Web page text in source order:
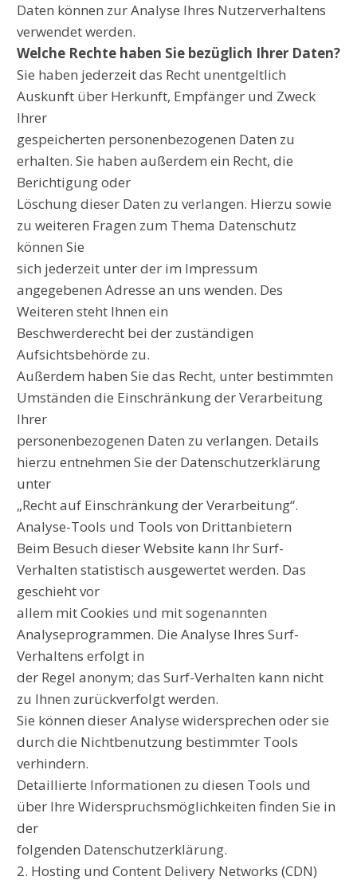
Daten können zur Analyse Ihres Nutzerverhaltens
verwendet werden.
Welche Rechte haben Sie bezüglich Ihrer Daten?
Sie haben jederzeit das Recht unentgeltlich
Auskunft über Herkunft, Empfänger und Zweck
Ihrer
gespeicherten personenbezogenen Daten zu
erhalten. Sie haben außerdem ein Recht, die
Berichtigung oder
Löschung dieser Daten zu verlangen. Hierzu sowie
zu weiteren Fragen zum Thema Datenschutz
können Sie
sich jederzeit unter der im Impressum
angegebenen Adresse an uns wenden. Des
Weiteren steht Ihnen ein
Beschwerderecht bei der zuständigen
Aufsichtsbehörde zu.
Außerdem haben Sie das Recht, unter bestimmten
Umständen die Einschränkung der Verarbeitung
Ihrer
personenbezogenen Daten zu verlangen. Details
hierzu entnehmen Sie der Datenschutzerklärung
unter
„Recht auf Einschränkung der Verarbeitung“.
Analyse-Tools und Tools von Drittanbietern
Beim Besuch dieser Website kann Ihr Surf-
Verhalten statistisch ausgewertet werden. Das
geschieht vor
allem mit Cookies und mit sogenannten
Analyseprogrammen. Die Analyse Ihres Surf-
Verhaltens erfolgt in
der Regel anonym; das Surf-Verhalten kann nicht
zu Ihnen zurückverfolgt werden.
Sie können dieser Analyse widersprechen oder sie
durch die Nichtbenutzung bestimmter Tools
verhindern.
Detaillierte Informationen zu diesen Tools und
über Ihre Widerspruchsmöglichkeiten finden Sie in
der
folgenden Datenschutzerklärung.
2. Hosting und Content Delivery Networks (CDN)